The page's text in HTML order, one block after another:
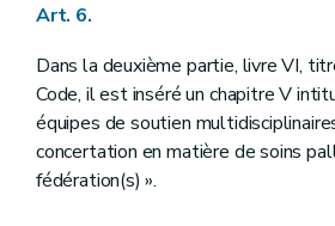
Art. 6.
Dans la deuxième partie, livre VI,
Code, il est inséré un chapitre V
équipes de soutien
concertation en matière de soins
fédération(s) ».